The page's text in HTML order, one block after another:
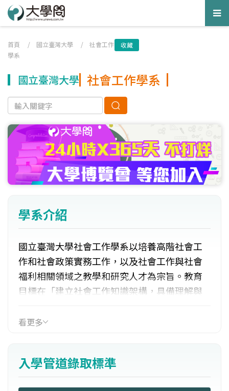
首頁 / 國立臺灣大學 / 社會工作
學系
收藏
國立臺灣大學 社會工作學系
學系介紹
國立臺灣大學社會工作學系以培養高階社會工
作和社會政策實務工作，以及社會工作與社會
福利相關領域之教學和研究人才為宗旨。教育
目標在「建立社會工作知識架構，具備理解與
與方法於各個實務場域，以培養社會工作專業
司、社會局、勞委會、勞保局、戒治所等。
看更多
入學管道錄取標準